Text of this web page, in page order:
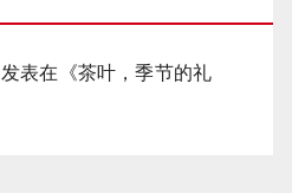
表在《茶叶，季节的礼